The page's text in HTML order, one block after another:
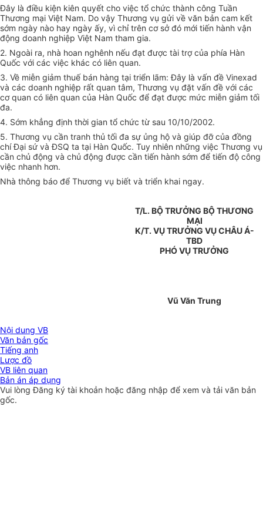
Đây là điều kiện kiên quyết cho việc tổ chức thành công Tuần
Thương mại Việt Nam. Do vậy Thương vụ gửi về văn bản cam kết
sớm ngày nào hay ngày ấy, vì chỉ trên cơ sở đó mới tiến hành vận
động doanh nghiệp Việt Nam tham gia.
2. Ngoài ra, nhà hoan nghênh nếu đạt được tài trợ của phía Hàn
Quốc với các việc khác có liên quan.
3. Về miễn giảm thuế bán hàng tại triển lãm: Đây là vấn đề Vinexad
và các doanh nghiệp rất quan tâm, Thương vụ đặt vấn đề với các
cơ quan có liên quan của Hàn Quốc để đạt được mức miễn giảm tối
đa.
4. Sớm khẳng định thời gian tổ chức từ sau 10/10/2002.
5. Thương vụ cần tranh thủ tối đa sự ủng hộ và giúp đỡ của đồng
chí Đại sứ và ĐSQ ta tại Hàn Quốc. Tuy nhiên những việc Thương vụ
cần chủ động và chủ động được cần tiến hành sớm để tiến độ công
việc nhanh hơn.
Nhà thông báo để Thương vụ biết và triển khai ngay.
T/L. BỘ TRƯỞNG BỘ THƯƠNG
MẠI
K/T. VỤ TRƯỞNG VỤ CHÂU Á-
TBD
PHÓ VỤ TRƯỞNG
Vũ Văn Trung
Nội dung VB
Văn bản gốc
Tiếng anh
Lược đồ
VB liên quan
Bản án áp dụng
Vui lòngĐăng ký tài khoản hoặc đăng nhập để xem và tải văn bản
gốc.